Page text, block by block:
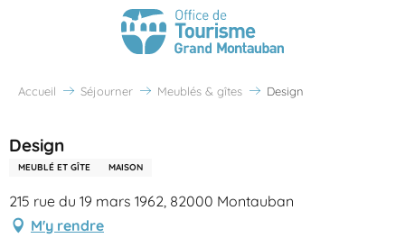
Accueil Séjourner Meublés & gîtes Design
Design
MEUBLÉ ET GÎTE MAISON
215 rue du 19 mars 1962, 82000 Montauban
M'y rendre